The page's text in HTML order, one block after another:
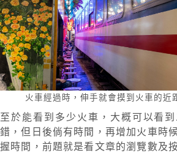
火車經過時，伸手就會摸到火車的近
至於能看到多少火車，大概可以看
錯，但日後倘有時間，再增加火車時
握時間，前題就是看文章的瀏覽數及